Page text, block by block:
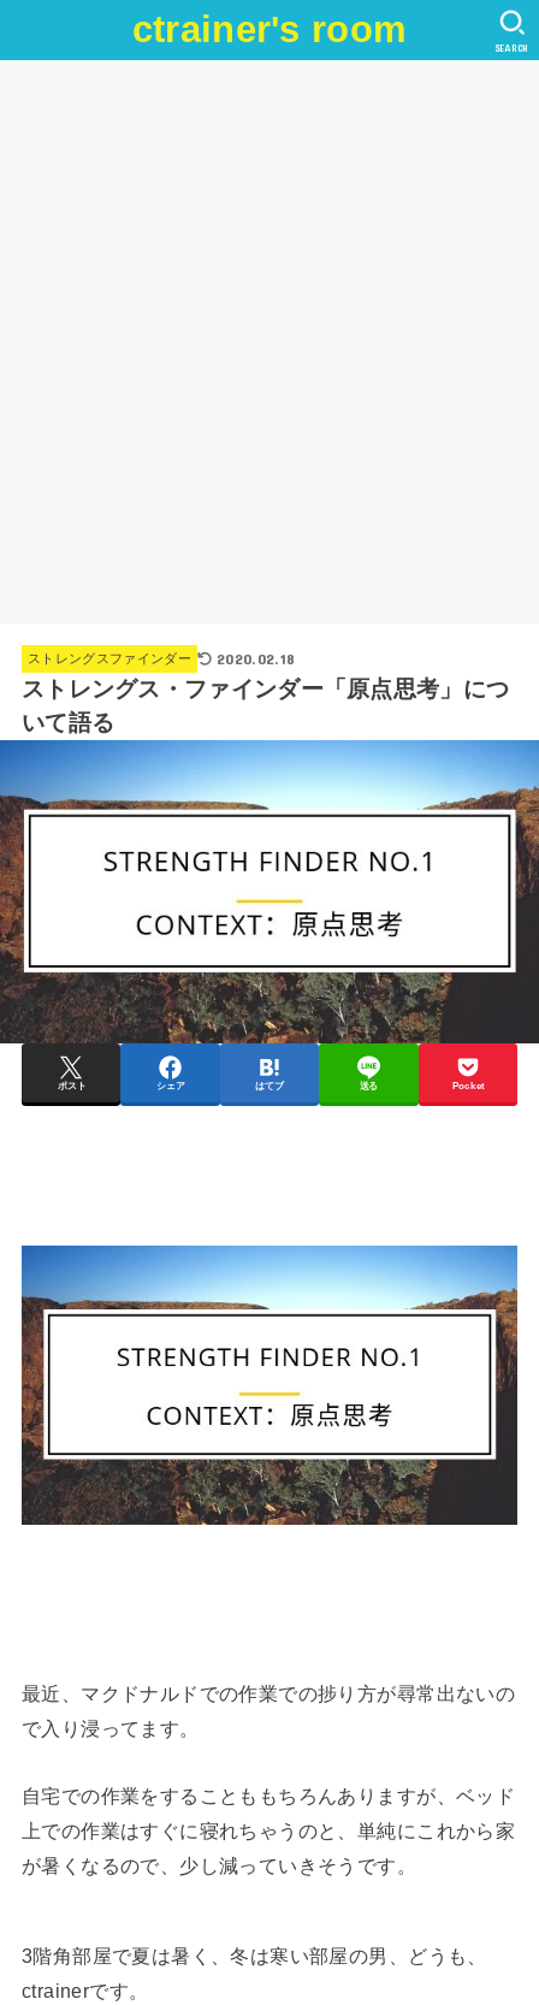
ctrainer's room SEARCH
ストレングスファインダー 2020.02.18
ストレングス・ファインダー「原点思考」につ
いて語る
ポスト シェア はてブ 送る Pocket
最近、マクドナルドでの作業での捗り方が尋常出ないの
で入り浸ってます。
自宅での作業をすることももちろんありますが、ベッド
上での作業はすぐに寝れちゃうのと、単純にこれから家
が暑くなるので、少し減っていきそうです。
3階角部屋で夏は暑く、冬は寒い部屋の男、どうも、
ctrainerです。